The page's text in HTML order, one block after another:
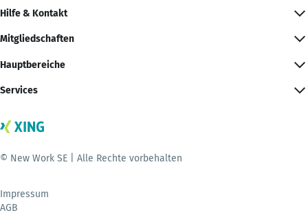
Hilfe & Kontakt
Mitgliedschaften
Hauptbereiche
Services
© New Work SE | Alle Rechte vorbehalten
Impressum
AGB